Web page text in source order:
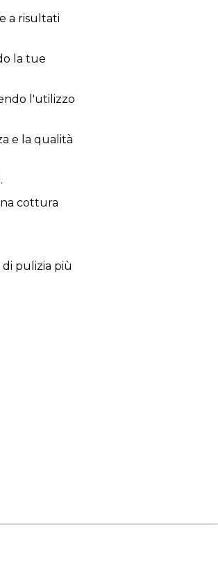
a risultati
la tue
l'utilizzo
e la qualità
cottura
pulizia più